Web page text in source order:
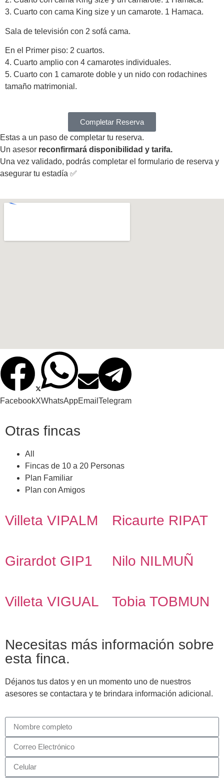
3. Cuarto con cama King size y un camarote. 1 Hamaca.
Sala de televisión con 2 sofá cama.
En el Primer piso: 2 cuartos.
4. Cuarto amplio con 4 camarotes individuales.
5. Cuarto con 1 camarote doble y un nido con rodachines
tamaño matrimonial.
Completar Reserva
Estas a un paso de completar tu reserva.
Un asesor reconfirmará disponibilidad y tarifa.
Una vez validado, podrás completar el formulario de reserva y
asegurar tu estadía ✅
FacebookXWhatsAppEmail Telegram
Otras fincas
All
Fincas de 10 a 20 Personas
Plan Familiar
Plan con Amigos
Villeta VIPALM Ricaurte RIPAT
Girardot GIP1 Nilo NILMUÑ
Villeta VIGUAL Tobia TOBMUN
Necesitas más información sobre
esta finca.
Déjanos tus datos y en un momento uno de nuestros
asesores se contactara y te brindara información adicional.